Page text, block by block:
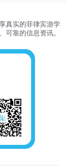
真实的菲律宾游学
靠的信息资讯。